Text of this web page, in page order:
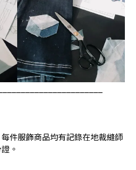
件服飾商品均有記錄在地裁縫師
。